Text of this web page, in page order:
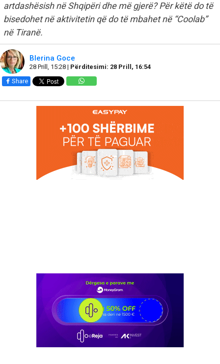
artdashësish në Shqipëri dhe më gjerë? Për këtë do të
bisedohet në aktivitetin që do të mbahet në “Coolab”
në Tiranë.
Blerina Goce
28 Prill, 15:28 | Përditesimi: 28 Prill, 16:54
Share